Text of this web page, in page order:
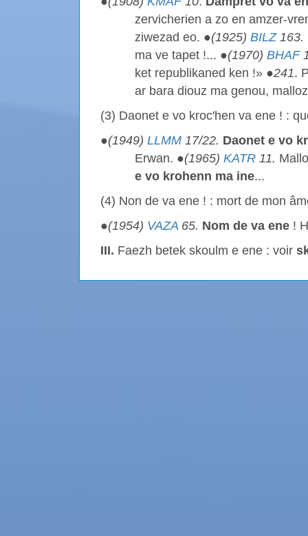
zervicherien a zo en amzer-
ziwezad eo. ●(1925) BILZ163.
ma ve tapet !... ●(1970) BHAF
ket republikaned ken !» ●241.
ar bara diouz ma genou,
(3) Daonet e vo kroc'hen va ene ! :
●(1949) LLMM 17/22. Daonet e vo
Erwan. ●(1965) KATR 11.
e vo krohenn ma ine...
(4) Non de va ene ! : mort de mon
●(1954) VAZA 65. Nom de va ene !
III. Faezh betek skoulm e ene : voir